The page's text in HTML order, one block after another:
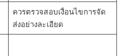
ควรตรวจสอบเงื่อนไขการจัด
ส่งอย่างละเอียด